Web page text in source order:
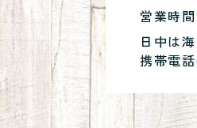
営業時
日中は
携帯電